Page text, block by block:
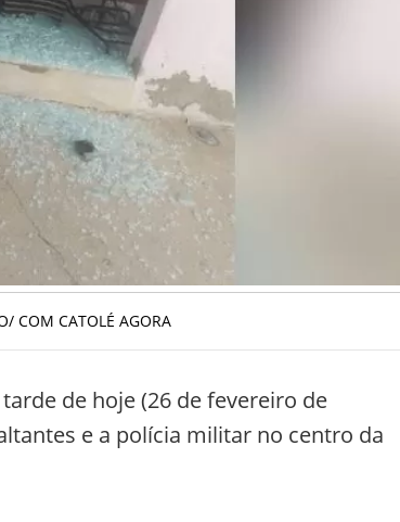
COM CATOLÉ AGORA
de hoje (26 de fevereiro de
e a polícia militar no centro da